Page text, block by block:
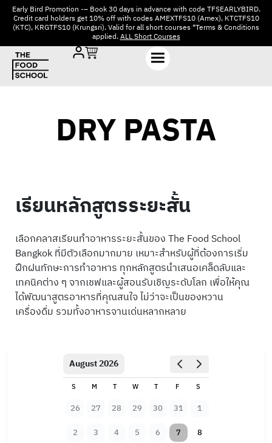
Early Bird Promotion -– Book 30 days in advance with code TFSEARLYBIRD.
Credit card holders get 10% off with codes AMEXTFS10 (Amex), KTCTFS10
(KTC), KRGTFS10 (Krungsri). Valid for all short courses *Terms & Conditions
applied.ALL Short Courses
DRY PASTA
เรียนหลักสูตรระยะสั้น
เลือกคลาสเรียนทำอาหารระยะสั้นของ The Food School
Bangkok ที่มีตัวเลือกมากมาย เหมาะสำหรับผู้ที่ต้องการเริ่ม
ฝึกฝนทักษะการทำอาหาร ทุกหลักสูตรนำเสนอเคล็ดลับและ
เทคนิคต่าง ๆ จากเชฟและผู้สอนรับเชิญระดับโลก เพื่อให้คุณ
ได้พัฒนาสูตรอาหารที่คุณสนใจ ไม่ว่าจะเป็นของหวาน
เครื่องดื่ม รวมทั้งอาหารจานเด่นหลากหลาย
August 2026
S M T W T F S
26 27 28 29 30 31
1
2
3 4 5 6 7
8